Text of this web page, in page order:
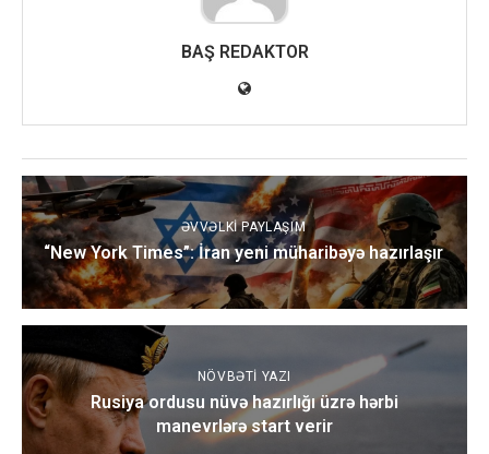
BAŞ REDAKTOR
ƏVVƏLKI PAYLAŞIM
“New York Times”: İran yeni müharibəyə hazırlaşır
NÖVBƏTI YAZI
Rusiya ordusu nüvə hazırlığı üzrə hərbi
manevrlərə start verir